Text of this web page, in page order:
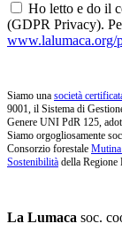
Ho letto e do il
(GDPR Privacy).
www.lalumaca.org/
Siamo una società
9001, il Sistema di
Genere UNI PdR 125,
Siamo orgogliosamente
Consorzio forestale
Sostenibilità della Regione
La Lumaca soc.